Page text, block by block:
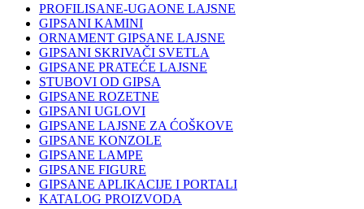
PROFILISANE-UGAONE LAJSNE
GIPSANI KAMINI
ORNAMENT GIPSANE LAJSNE
GIPSANI SKRIVAČI SVETLA
GIPSANE PRATEĆE LAJSNE
STUBOVI OD GIPSA
GIPSANE ROZETNE
GIPSANI UGLOVI
GIPSANE LAJSNE ZA ĆOŠKOVE
GIPSANE KONZOLE
GIPSANE LAMPE
GIPSANE FIGURE
GIPSANE APLIKACIJE I PORTALI
KATALOG PROIZVODA